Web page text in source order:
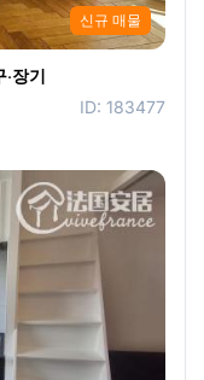
신규 매물
장기
ID: 183477